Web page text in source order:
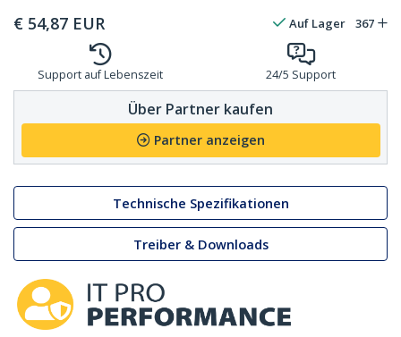
€ 54,87 EUR Auf Lager 367
Support auf Lebenszeit 24/5 Support
Über Partner kaufen
Partner anzeigen
Technische Spezifikationen
Treiber & Downloads